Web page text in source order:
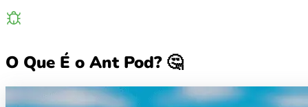
O Que É o Ant Pod? 🤔